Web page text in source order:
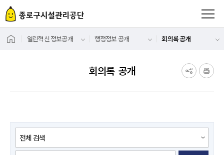
열린혁신 정보공개 행정정보 공개 회의록 공개
회의록 공개